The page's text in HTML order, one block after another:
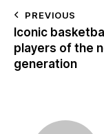
PREVIOUS
Iconic
players of the
generation